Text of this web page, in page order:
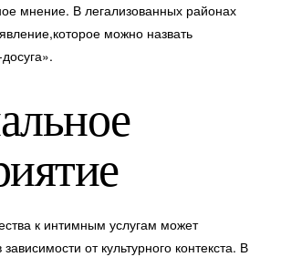
мнение. В легализованных районах
можно назвать
к интимным услугам может
от культурного контекста. В